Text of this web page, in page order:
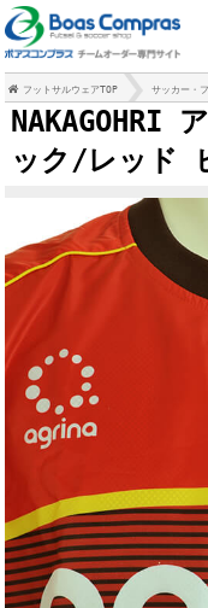
フットサルウェアTOP サッカー・
ック/レッド